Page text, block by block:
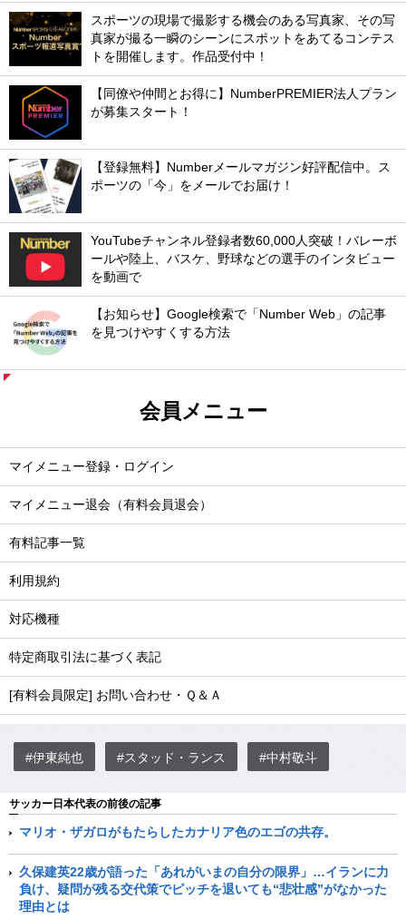
スポーツの現場で撮影する機会のある写真家、その写
真家が撮る一瞬のシーンにスポットをあてるコンテス
トを開催します。作品受付中！
【同僚や仲間とお得に】NumberPREMIER法人プラン
が募集スタート！
【登録無料】Numberメールマガジン好評配信中。ス
ポーツの「今」をメールでお届け！
YouTubeチャンネル登録者数60,000人突破！バレーボ
ールや陸上、バスケ、野球などの選手のインタビュー
を動画で
【お知らせ】Google検索で「Number Web」の記事
を見つけやすくする方法
会員メニュー
マイメニュー登録・ログイン
マイメニュー退会（有料会員退会）
有料記事一覧
利用規約
対応機種
特定商取引法に基づく表記
[有料会員限定] お問い合わせ・Ｑ＆Ａ
#伊東純也 #スタッド・ランス #中村敬斗
サッカー日本代表の前後の記事
マリオ・ザガロがもたらしたカナリア色のエゴの共存。
久保建英22歳が語った「あれがいまの自分の限界」…イランに力
負け、疑問が残る交代策でピッチを退いても“悲壮感”がなかった
理由とは